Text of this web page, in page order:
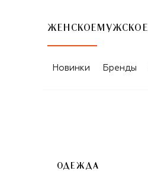
ЖЕНСКОЕ МУЖСКОЕ
Новинки Бренды
ОДЕЖДА